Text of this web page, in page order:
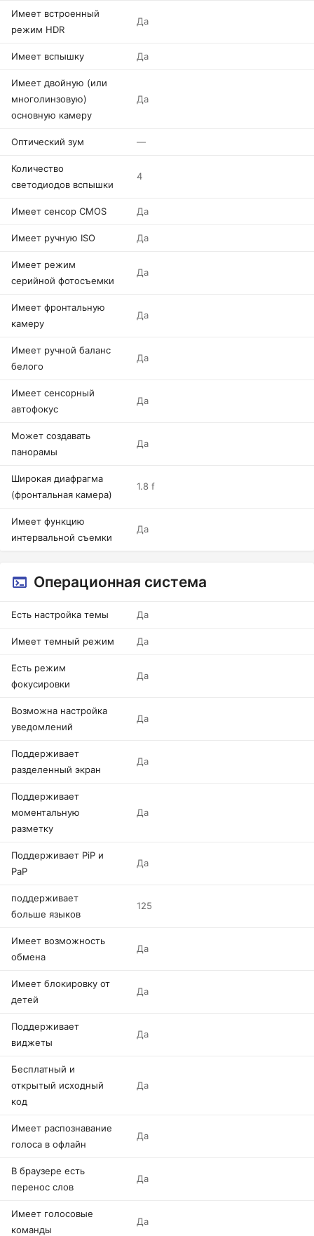
Имеет встроенный
режим HDR
Да
Имеет вспышку Да
Имеет двойную (или
многолинзовую)
основную камеру
Да
Оптический зум —
Количество
светодиодов вспышки
4
Имеет сенсор CMOS Да
Имеет ручную ISO Да
Имеет режим
серийной фотосъемки
Да
Имеет фронтальную
камеру
Да
Имеет ручной баланс
белого
Да
Имеет сенсорный
автофокус
Да
Может создавать
панорамы
Да
Широкая диафрагма
(фронтальная камера)
1.8 f
Имеет функцию
интервальной съемки
Да
Операционная система
Есть настройка темы Да
Имеет темный режим Да
Есть режим
фокусировки
Да
Возможна настройка
уведомлений
Да
Поддерживает
разделенный экран
Да
Поддерживает
моментальную
разметку
Да
Поддерживает PiP и
PaP
Да
поддерживает
больше языков
125
Имеет возможность
обмена
Да
Имеет блокировку от
детей
Да
Поддерживает
виджеты
Да
Бесплатный и
открытый исходный
код
Да
Имеет распознавание
голоса в офлайн
Да
В браузере есть
перенос слов
Да
Имеет голосовые
команды
Да